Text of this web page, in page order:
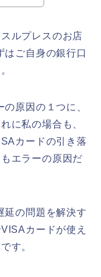
ルプレスのお店
はご自身の銀行口
原因の１つに、
に私の場合も、
カードの引き落
エラーの原因だ
延の問題を解決す
カードが使え
す。